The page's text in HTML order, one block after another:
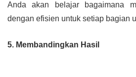
Anda akan belajar bagaimana
dengan efisien untuk setiap bagian
5. Membandingkan Hasil